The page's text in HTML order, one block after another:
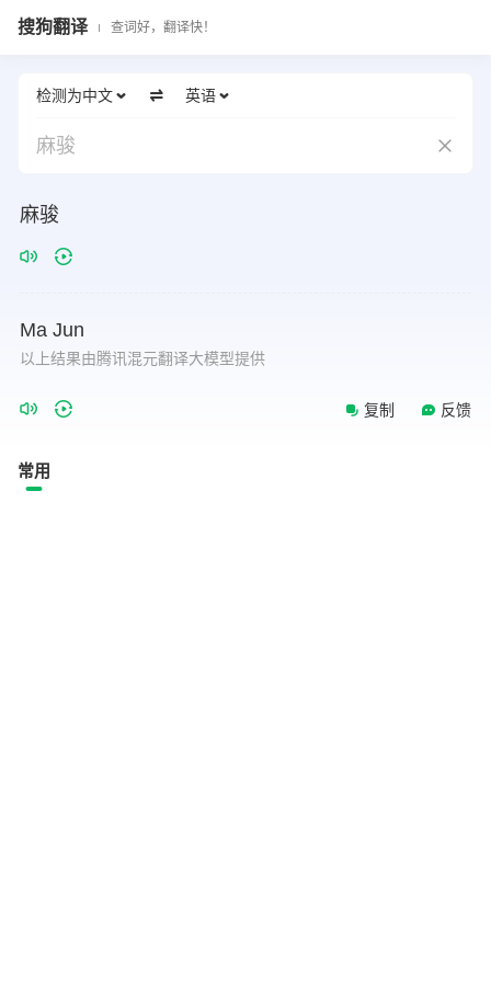
搜狗翻译 查词好，翻译快！
检测为中文 英语
麻骏
麻骏
Ma Jun
以上结果由腾讯混元翻译大模型提供
复制 反馈
常用